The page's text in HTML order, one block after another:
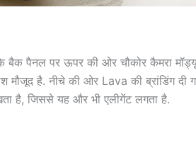
बैक पैनल पर ऊपर की ओर चौकोर कैमरा
है. नीचे की ओर Lava की ब्रांडिंग दी
है, जिससे यह और भी एलीगेंट लगता है.